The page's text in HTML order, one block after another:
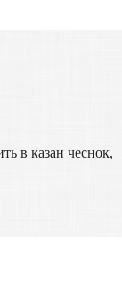
в казан чеснок,